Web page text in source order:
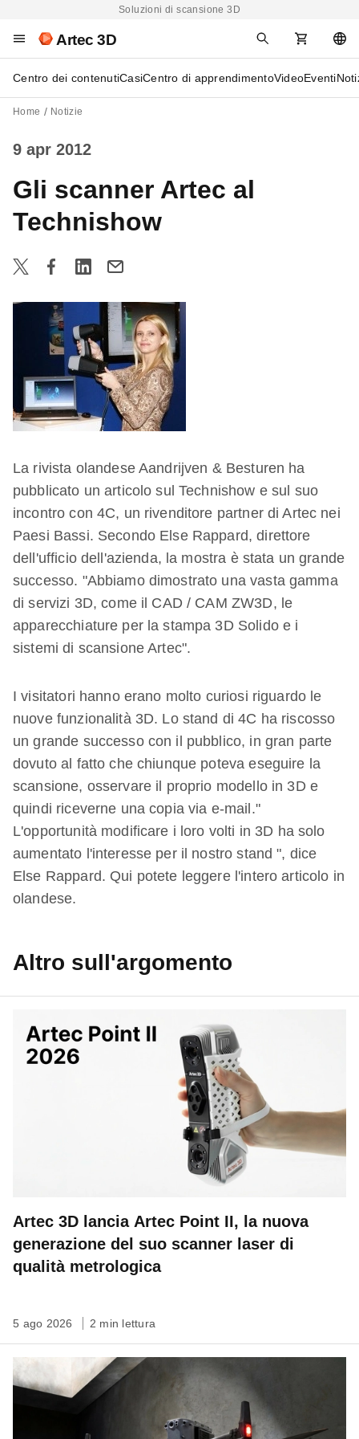
Soluzioni di scansione 3D
Artec 3D
Centro dei contenutiCasiCentro di apprendimentoVideoEventi
Home Notizie
9 apr 2012
Gli scanner Artec al
Technishow
La rivista olandese Aandrijven & Besturen ha
pubblicato un articolo sul Technishow e sul suo
incontro con 4C, un rivenditore partner di Artec nei
Paesi Bassi. Secondo Else Rappard, direttore
dell'ufficio dell'azienda, la mostra è stata un grande
successo. "Abbiamo dimostrato una vasta gamma
di servizi 3D, come il CAD / CAM ZW3D, le
apparecchiature per la stampa 3D Solido e i
sistemi di scansione Artec".
I visitatori hanno erano molto curiosi riguardo le
nuove funzionalità 3D. Lo stand di 4C ha riscosso
un grande successo con il pubblico, in gran parte
dovuto al fatto che chiunque poteva eseguire la
scansione, osservare il proprio modello in 3D e
quindi riceverne una copia via e-mail."
L'opportunità modificare i loro volti in 3D ha solo
aumentato l'interesse per il nostro stand ", dice
Else Rappard. Qui potete leggere l'intero articolo in
olandese.
Altro sull'argomento
Artec 3D lancia Artec Point II, la nuova
generazione del suo scanner laser di
qualità metrologica
5 ago 2026 2 min lettura